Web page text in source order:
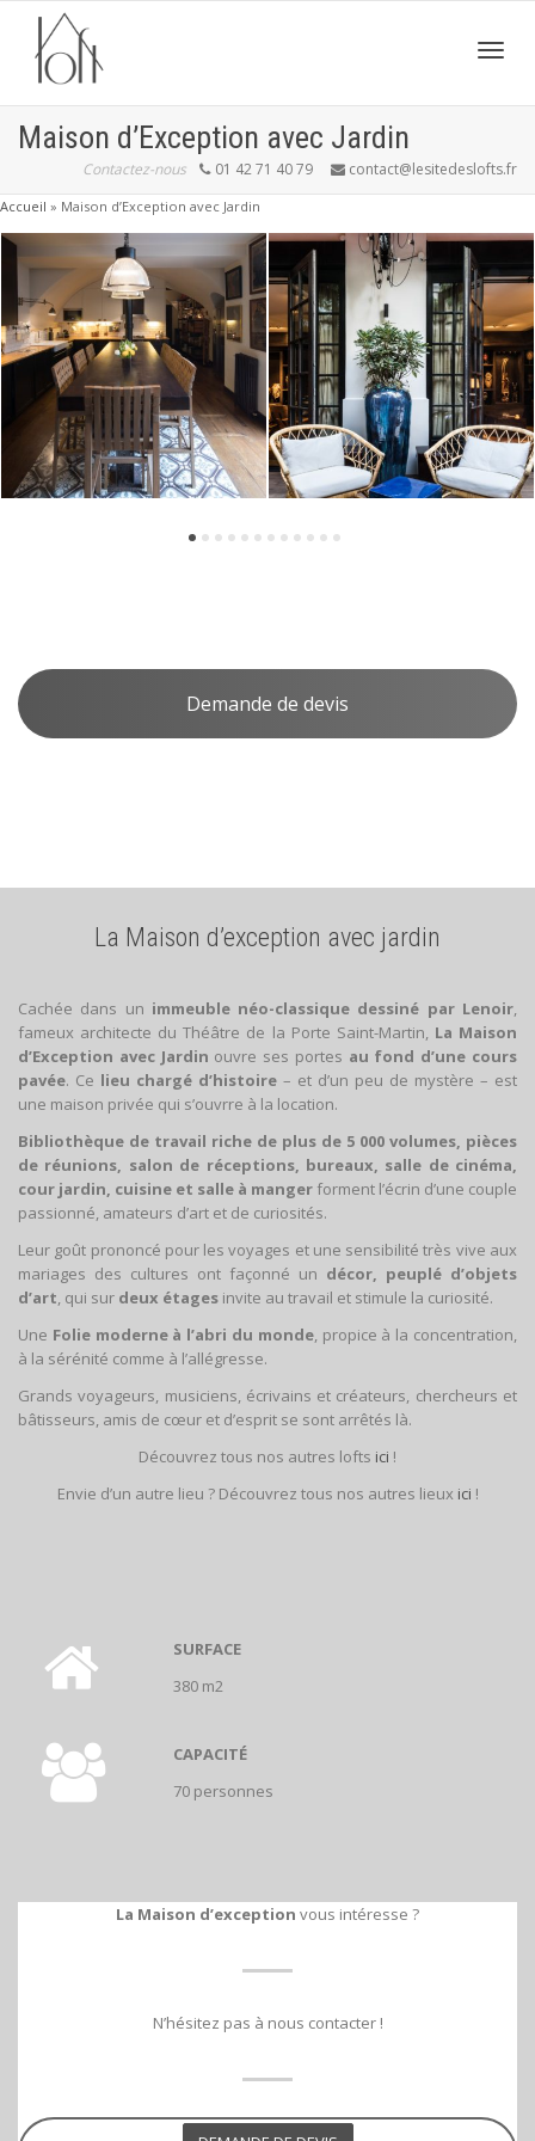
Maison d’Exception avec Jardin
Contactez-nous 01 42 71 40 79 contact@lesitedeslofts.fr
Accueil » Maison d’Exception avec Jardin
Demande de devis
La Maison d’exception avec jardin
Cachée dans un immeuble néo-classique dessiné par Lenoir
fameux architecte du Théâtre de la Porte Saint-Martin, La Maison
d’Exception avec Jardin ouvre ses portes au fond d’une cours
pavée. Ce lieu chargé d’histoire – et d’un peu de mystère – est
une maison privée qui s’ouvrre à la location.
Bibliothèque de travail riche de plus de 5 000 volumes, pièces
de réunions, salon de réceptions, bureaux, salle de cinéma,
cour jardin, cuisine et salle à manger forment l’écrin d’une couple
passionné, amateurs d’art et de curiosités.
Leur goût prononcé pour les voyages et une sensibilité très vive aux
mariages des cultures ont façonné un décor, peuplé d’objets
d’art, qui sur deux étages invite au travail et stimule la curiosité.
Une Folie moderne à l’abri du monde, propice à la concentration,
à la sérénité comme à l’allégresse.
Grands voyageurs, musiciens, écrivains et créateurs, chercheurs et
bâtisseurs, amis de cœur et d’esprit se sont arrêtés là.
Découvrez tous nos autres lofts ici !
Envie d’un autre lieu ? Découvrez tous nos autres lieux ici !
SURFACE
380 m2
CAPACITÉ
70 personnes
La Maison d’exception vous intéresse ?
N’hésitez pas à nous contacter !